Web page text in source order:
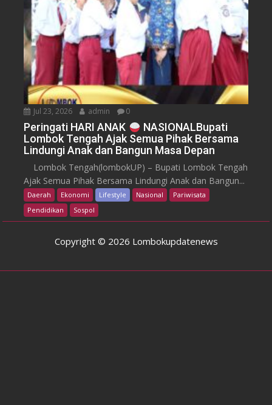
Jul 23, 2026 admin 0
Peringati HARI ANAK
NASIONALBupati
Lombok Tengah Ajak Semua Pihak Bersama
Lindungi Anak dan Bangun Masa Depan
Lombok Tengah(lombokUP) – Bupati Lombok Tengah
Ajak Semua Pihak Bersama Lindungi Anak dan Bangun...
Daerah Ekonomi Lifestyle Nasional
Pariwisata
Pendidikan
Sospol
Copyright © 2026 Lombokupdatenews